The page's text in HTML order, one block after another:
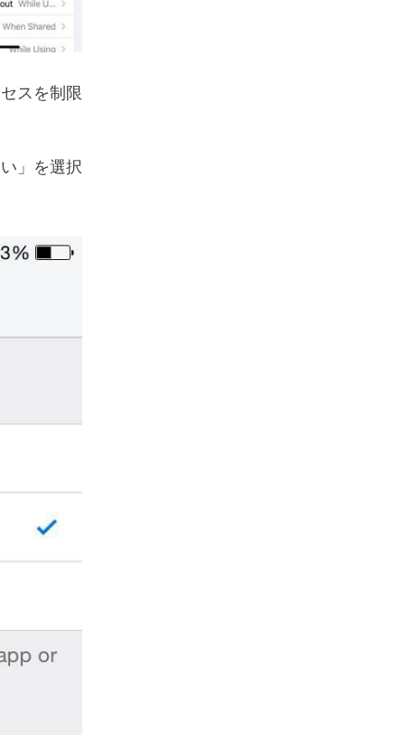
スを制限
」を選択